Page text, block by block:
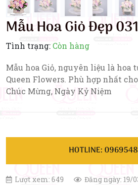
Mẫu Hoa Giỏ Đẹp 031
Tình trạng: Còn hàng
Mẫu hoa Giỏ, nguyên liệu là hoa
Queen Flowers. Phù hợp nhất
Chúc Mừng, Ngày Kỷ Niệm
HOTLINE:
Lượt xem: 649 Đăng ngày: 19/